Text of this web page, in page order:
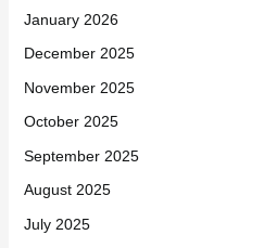
January 2026
December 2025
November 2025
October 2025
September 2025
August 2025
July 2025